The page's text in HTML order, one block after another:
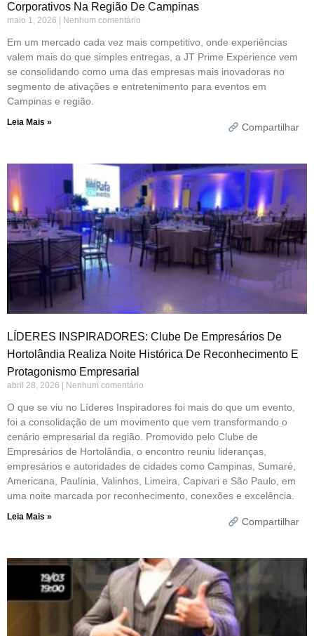
Corporativos Na Região De Campinas
maio 1, 2026 Nenhum comentário
Em um mercado cada vez mais competitivo, onde experiências
valem mais do que simples entregas, a JT Prime Experience vem
se consolidando como uma das empresas mais inovadoras no
segmento de ativações e entretenimento para eventos em
Campinas e região.
Leia Mais » Compartilhar
LÍDERES INSPIRADORES: Clube De Empresários De
Hortolândia Realiza Noite Histórica De Reconhecimento E
Protagonismo Empresarial
abril 28, 2026 Nenhum comentário
O que se viu no Líderes Inspiradores foi mais do que um evento,
foi a consolidação de um movimento que vem transformando o
cenário empresarial da região. Promovido pelo Clube de
Empresários de Hortolândia, o encontro reuniu lideranças,
empresários e autoridades de cidades como Campinas, Sumaré,
Americana, Paulínia, Valinhos, Limeira, Capivari e São Paulo, em
uma noite marcada por reconhecimento, conexões e excelência.
Leia Mais » Compartilhar